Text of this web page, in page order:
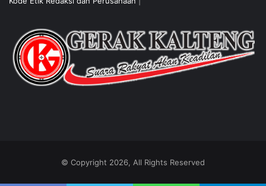
© Copyright 2026, All Rights Reserved